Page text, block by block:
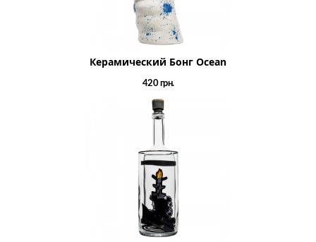
Керамический Бонг Ocean
420грн.